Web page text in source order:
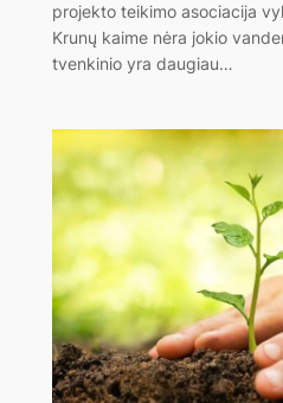
projekto teikimo asociacija
Krunų kaime nėra jokio
tvenkinio yra daugiau…